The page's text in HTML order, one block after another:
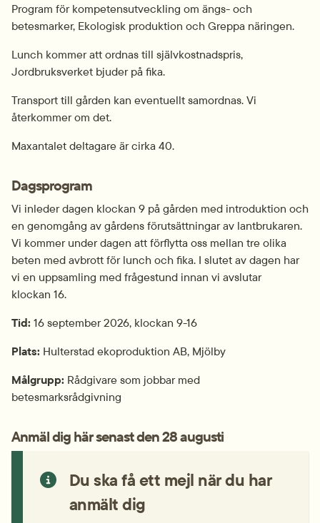
Program för kompetensutveckling om ängs- och
betesmarker, Ekologisk produktion och Greppa näringen.
Lunch kommer att ordnas till självkostnadspris,
Jordbruksverket bjuder på fika.
Transport till gården kan eventuellt samordnas. Vi
återkommer om det.
Maxantalet deltagare är cirka 40.
Dagsprogram
Vi inleder dagen klockan 9 på gården med introduktion och
en genomgång av gårdens förutsättningar av lantbrukaren.
Vi kommer under dagen att förflytta oss mellan tre olika
beten med avbrott för lunch och fika. I slutet av dagen har
vi en uppsamling med frågestund innan vi avslutar
klockan 16.
Tid: 16 september 2026, klockan 9-16
Plats: Hulterstad ekoproduktion AB, Mjölby
Målgrupp: Rådgivare som jobbar med
betesmarksrådgivning
Anmäl dig här senast den 28 augusti
Du ska få ett mejl när du har
anmält dig